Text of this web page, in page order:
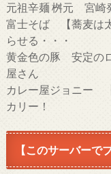
元祖辛麺 桝元 宮崎
富士そば 【蕎麦は
らせる・・・
黄金色の豚 安定の
屋さん
カレー屋ジョニー
カリー！
【このサーバーで